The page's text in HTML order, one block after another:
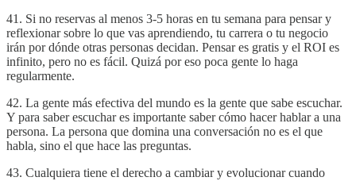
41. Si no reservas al menos 3-5 horas en tu semana para pensar y
reflexionar sobre lo que vas aprendiendo, tu carrera o tu negocio
irán por dónde otras personas decidan. Pensar es gratis y el ROI es
infinito, pero no es fácil. Quizá por eso poca gente lo haga
regularmente.
42. La gente más efectiva del mundo es la gente que sabe escuchar.
Y para saber escuchar es importante saber cómo hacer hablar a una
persona. La persona que domina una conversación no es el que
habla, sino el que hace las preguntas.
43. Cualquiera tiene el derecho a cambiar y evolucionar cuando